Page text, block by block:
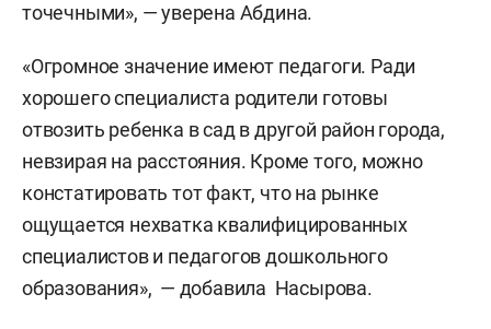
точечными», — уверена Абдина.
«Огромное значение имеют педагоги. Ради
хорошего специалиста родители готовы
отвозить ребенка в сад в другой район города,
невзирая на расстояния. Кроме того, можно
констатировать тот факт, что на рынке
ощущается нехватка квалифицированных
специалистов и педагогов дошкольного
образования», — добавила Насырова.